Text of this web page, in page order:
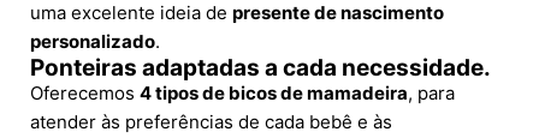
uma excelente ideia de presente de nascimento
personalizado.
Ponteiras adaptadas a cada necessidade.
Oferecemos 4 tipos de bicos de mamadeira, para
atender às preferências de cada bebê e às